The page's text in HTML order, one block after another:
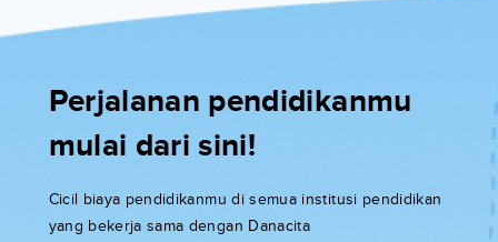
Perjalanan pendidikanmu
mulai dari sini!
Cicil biaya pendidikanmu di semua institusi pendidikan
yang bekerja sama dengan Danacita